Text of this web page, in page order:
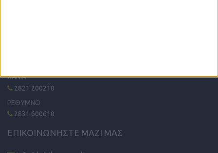
ΧΑΝΙΑ
2821 200210
ΡΕΘΥΜΝΟ
2831 600610
ΕΠΙΚΟΙΝΩΝΗΣΤΕ ΜΑΖΙ ΜΑΣ